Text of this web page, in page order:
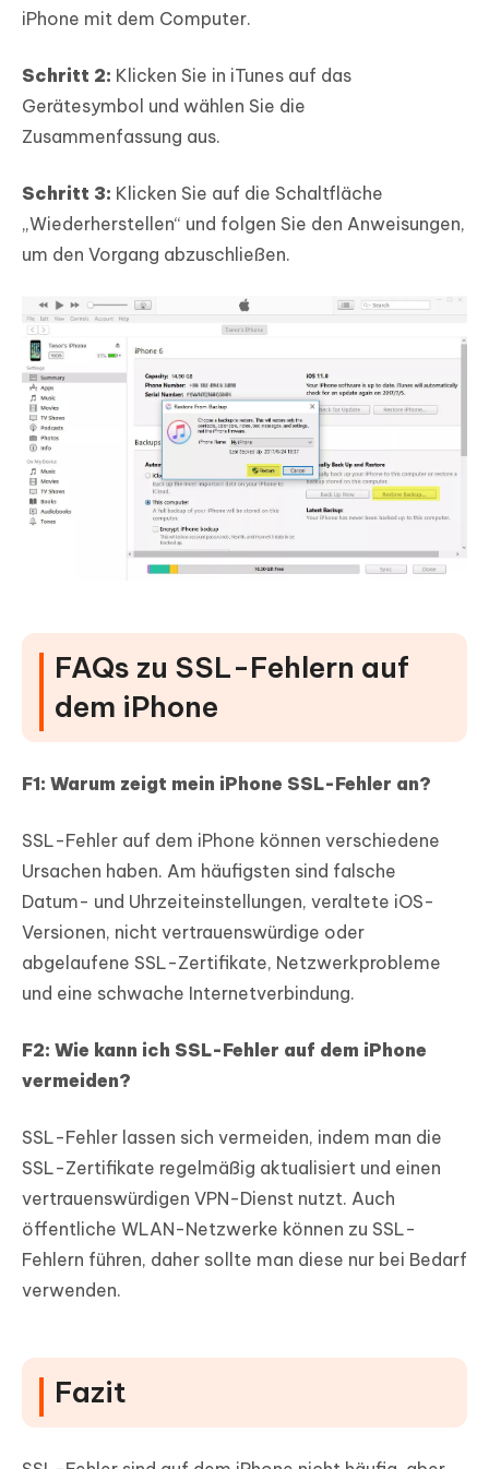
iPhone mit dem Computer.
Schritt 2: Klicken Sie in iTunes auf das
Gerätesymbol und wählen Sie die
Zusammenfassung aus.
Schritt 3: Klicken Sie auf die Schaltfläche
„Wiederherstellen“ und folgen Sie den Anweisungen,
um den Vorgang abzuschließen.
FAQs zu SSL-Fehlern auf
dem iPhone
F1: Warum zeigt mein iPhone SSL-Fehler an?
SSL-Fehler auf dem iPhone können verschiedene
Ursachen haben. Am häufigsten sind falsche
Datum- und Uhrzeiteinstellungen, veraltete iOS-
Versionen, nicht vertrauenswürdige oder
abgelaufene SSL-Zertifikate, Netzwerkprobleme
und eine schwache Internetverbindung.
F2: Wie kann ich SSL-Fehler auf dem iPhone
vermeiden?
SSL-Fehler lassen sich vermeiden, indem man die
SSL-Zertifikate regelmäßig aktualisiert und einen
vertrauenswürdigen VPN-Dienst nutzt. Auch
öffentliche WLAN-Netzwerke können zu SSL-
Fehlern führen, daher sollte man diese nur bei Bedarf
verwenden.
Fazit